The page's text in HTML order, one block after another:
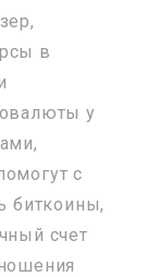
в
у
с
биткоины,
счет